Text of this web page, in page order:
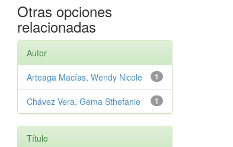
Otras opciones
relacionadas
Autor
1
Arteaga Macías, Wendy Nicole
1
Chávez Vera, Gema Sthefanie
Título